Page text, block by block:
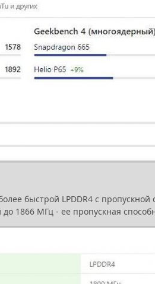
быстрой LPDDR4 с
1866 МГц - ее пропускная